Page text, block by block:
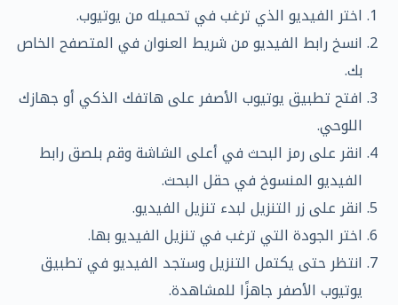
اختر الفيديو الذي ترغب في تحميله من يوتيوب.
انسخ رابط الفيديو من شريط العنوان في المتصفح الخاص
بك.
افتح تطبيق يوتيوب الأصفر على هاتفك الذكي أو جهازك
اللوحي.
انقر على رمز البحث في أعلى الشاشة وقم بلصق رابط
الفيديو المنسوخ في حقل البحث.
انقر على زر التنزيل لبدء تنزيل الفيديو.
اختر الجودة التي ترغب في تنزيل الفيديو بها.
انتظر حتى يكتمل التنزيل وستجد الفيديو في تطبيق
يوتيوب الأصفر جاهزًا للمشاهدة.